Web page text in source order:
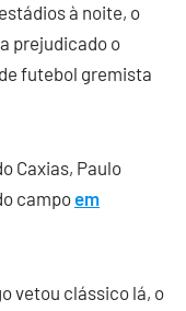
à noite, o
prejudicado o
futebol gremista
Caxias, Paulo
campoem
vetou clássico lá, o